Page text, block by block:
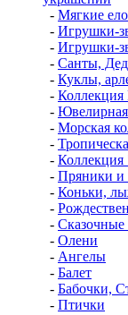
- Мягкие
- Игрушки-
- Игрушки-
- Санты,
- Куклы,
- Коллекция
-
- Морская
-
-
- Пряники и
- Коньки,
-
- Сказочные
- Олени
- Ангелы
- Балет
- Бабочки,
- Птички